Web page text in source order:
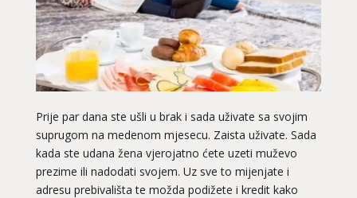
Prije par dana ste ušli u brak i sada uživate sa svojim
suprugom na medenom mjesecu. Zaista uživate. Sada
kada ste udana žena vjerojatno ćete uzeti muževo
prezime ili nadodati svojem. Uz sve to mijenjate i
adresu prebivališta te možda podižete i kredit kako